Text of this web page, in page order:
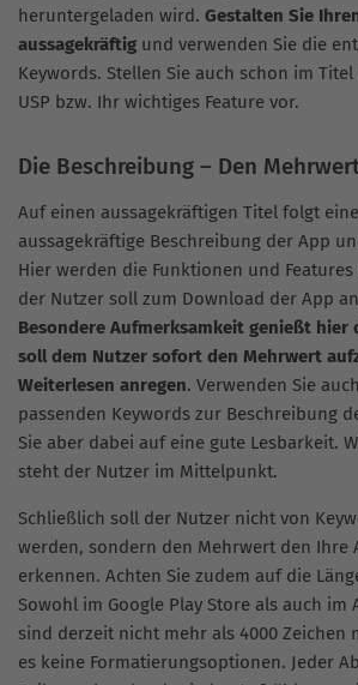
heruntergeladen wird. Gestalten Sie
aussagekräftig und verwenden Sie die
Keywords. Stellen Sie auch schon im
USP bzw. Ihr wichtiges Feature vor.
Die Beschreibung – Den
Auf einen aussagekräftigen Titel folgt
aussagekräftige Beschreibung der App
Hier werden die Funktionen und
der Nutzer soll zum Download der App
Besondere Aufmerksamkeit genießt hier
soll dem Nutzer sofort den Mehrwert
Weiterlesen anregen. Verwenden Sie
passenden Keywords zur Beschreibung
Sie aber dabei auf eine gute Lesbarkeit.
steht der Nutzer im Mittelpunkt.
Schließlich soll der Nutzer nicht von
werden, sondern den Mehrwert den Ihre
erkennen. Achten Sie zudem auf die
Sowohl im Google Play Store als auch im
sind derzeit nicht mehr als 4000 Zeichen
es keine Formatierungsoptionen. Jeder